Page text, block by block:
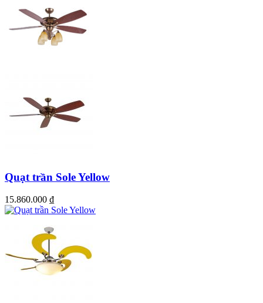
điều khiển quạt trần cao cấp
Quạt trần Sole Yellow
15.860.000 ₫